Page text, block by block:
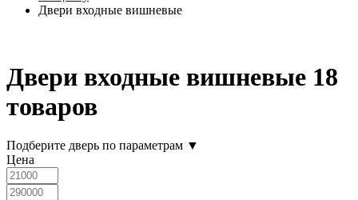
Двери входные вишневые
Двери входные вишневые 18
товаров
Подберите дверь по параметрам ▼
Цена